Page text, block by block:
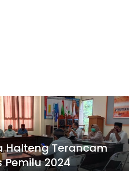
Halteng Terancam
Pemilu 2024